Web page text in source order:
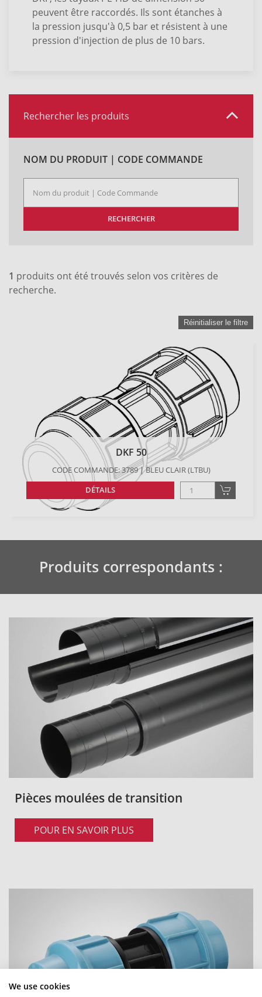
We use cookies
peuvent être raccordés. Ils sont étanches à
la pression jusqu'à 0,5 bar et résistent à une
pression d'injection de plus de 10 bars.
Rechercher les produits
NOM DU PRODUIT | CODE COMMANDE
RECHERCHER
1 produits ont été trouvés selon vos critères de
recherche.
Réinitialiser le filtre
DKF 50
CODE COMMANDE: 3789 | BLEU CLAIR (LTBU)
DÉTAILS
Produits correspondants :
Pièces moulées de transition
POUR EN SAVOIR PLUS